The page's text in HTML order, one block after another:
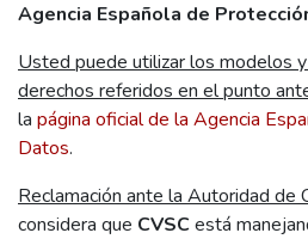
Agencia Española de
Usted puede utilizar los modelos
derechos referidos en el punto
la página oficial de la Agencia
Datos.
Reclamación ante la Autoridad de
considera que CVSCestá